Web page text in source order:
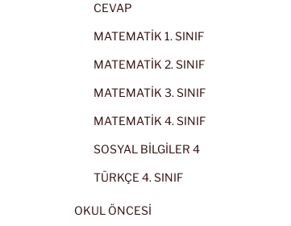
CEVAP
MATEMATİK 1. SINIF
MATEMATİK 2. SINIF
MATEMATİK 3. SINIF
MATEMATİK 4. SINIF
SOSYAL BİLGİLER 4
TÜRKÇE 4. SINIF
OKUL ÖNCESİ